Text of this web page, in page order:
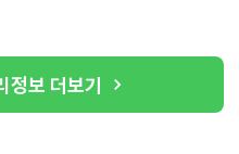
정보 더보기